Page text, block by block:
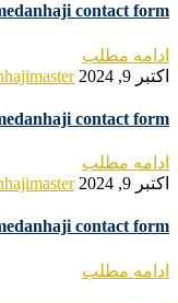
contact form
ادامه مطلب
اکتبر 9, 2024
contact form
ادامه مطلب
اکتبر 9, 2024
contact form
ادامه مطلب